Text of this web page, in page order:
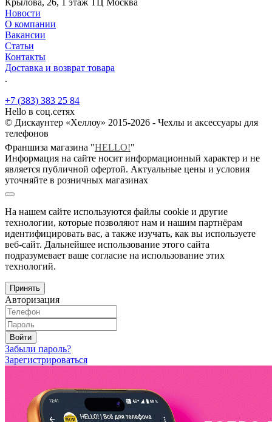
Новости
О компании
Вакансии
Статьи
Контакты
Доставка и возврат товара
.
+7 (383) 383 25 84
Hello в соц.сетях
© Дискаунтер «Хеллоу» 2015-2026 - Чехлы и аксессуары для
телефонов
Франшиза магазина "HELLO!"
Информация на сайте носит информационный характер и не
является публичной офертой. Актуальные цены и условия
уточняйте в розничных магазинах
На нашем сайте используются файлы cookie и другие
технологии, которые позволяют нам и нашим партнёрам
идентифицировать вас, а также изучать, как вы используете
веб-сайт. Дальнейшее использование этого сайта
подразумевает ваше согласие на использование этих
технологий.
Принять
Авторизация
Войти
Забыли пароль?
Зарегистрироваться